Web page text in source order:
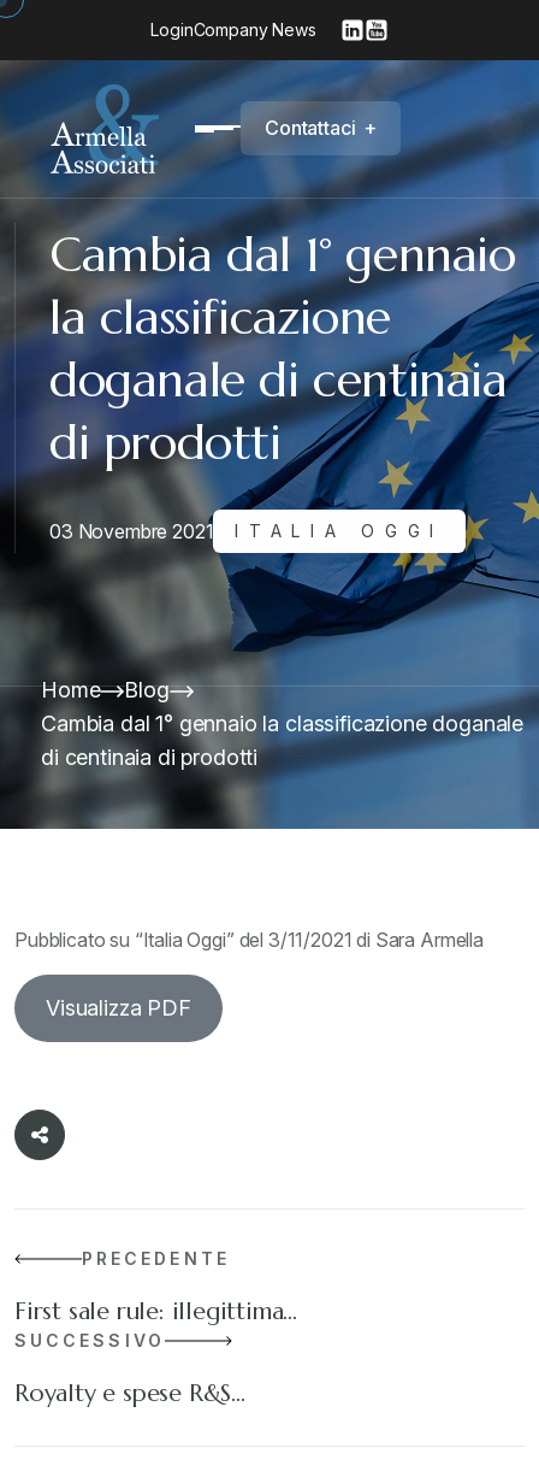
LoginCompany News
Contattaci +
Cambia dal 1° gennaio
la classificazione
doganale di centinaia
di prodotti
03 Novembre 2021 ITALIA OGGI
Home
Blog
Cambia dal 1° gennaio la classificazione doganale
di centinaia di prodotti
Pubblicato su “Italia Oggi” del 3/11/2021 di Sara Armella
Visualizza PDF
PRECEDENTE
First sale rule: illegittima…
SUCCESSIVO
Royalty e spese R&S…